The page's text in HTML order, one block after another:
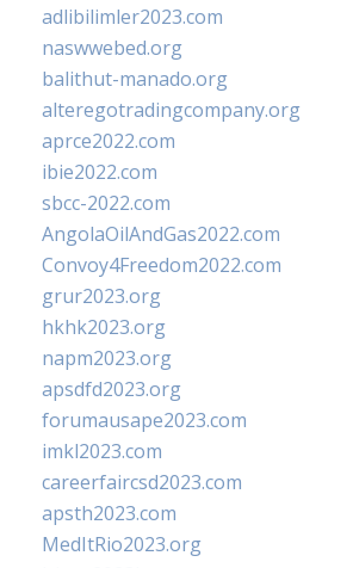
adlibilimler2023.com
naswwebed.org
balithut-manado.org
alteregotradingcompany.org
aprce2022.com
ibie2022.com
sbcc-2022.com
AngolaOilAndGas2022.com
Convoy4Freedom2022.com
grur2023.org
hkhk2023.org
napm2023.org
apsdfd2023.org
forumausape2023.com
imkl2023.com
careerfaircsd2023.com
apsth2023.com
MedItRio2023.org